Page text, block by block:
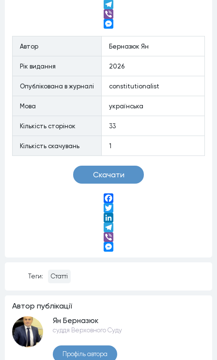
LinkedIn
Telegram
Viber
Автор
Берназюк Ян
Рiк видання 2026
Опублiкована в журналi constitutionalist
Мова українська
Кiлькiсть сторiнок 33
Кiлькiсть скачувань 1
Скачати
Facebook
Twitter
LinkedIn
Telegram
Viber
Теги: Статті
Автор публiкацiї
Ян Берназюк
суддя Верховного Суду
Профiль автора